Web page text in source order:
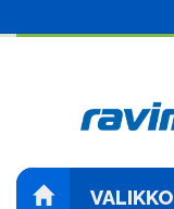
VALIKKO